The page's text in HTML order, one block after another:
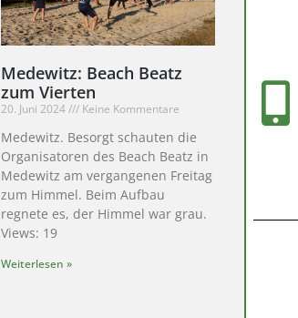
Medewitz: Beach Beatz
zum Vierten
20. Juni 2024 Keine Kommentare
Medewitz. Besorgt schauten die
Organisatoren des Beach Beatz in
Medewitz am vergangenen Freitag
zum Himmel. Beim Aufbau
regnete es, der Himmel war grau.
Views: 19
Weiterlesen »